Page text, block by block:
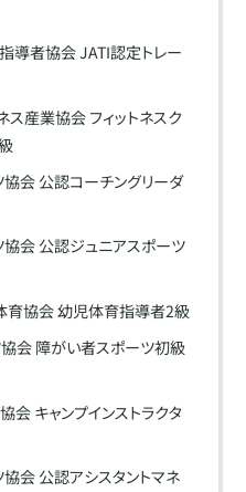
導者協会 JATI認定トレー
産業協会 フィットネスク
会 公認コーチングリーダ
会 公認ジュニアスポーツ
協会 幼児体育指導者2級
会 障がい者スポーツ初級
キャンプインストラクタ
会 公認アシスタントマネ